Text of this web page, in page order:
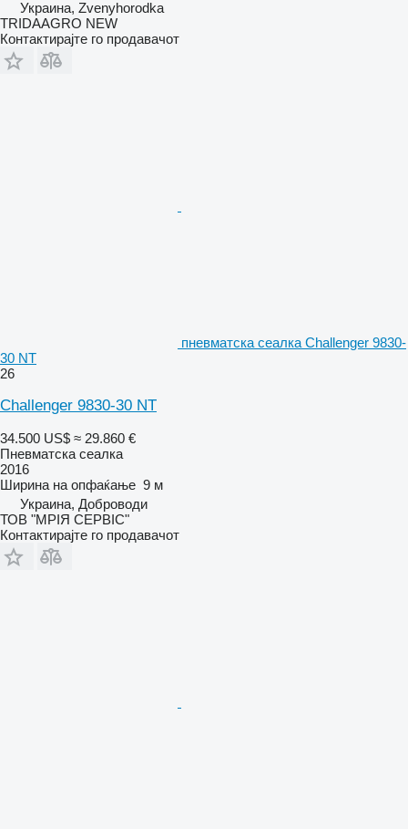
Украина, Zvenyhorodka
TRIDAAGRO NEW
Контактирајте го продавачот
пневматска сеалка Challenger 9830-
30 NT
26
Challenger 9830-30 NT
34.500 US$ ≈ 29.860 €
Пневматска сеалка
2016
Ширина на опфаќање 9 м
Украина, Доброводи
ТОВ "МРІЯ СЕРВІС"
Контактирајте го продавачот